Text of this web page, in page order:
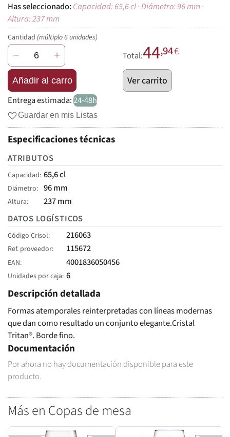
Capacidad: 65,6 cl · Diámetro: 96 mm ·
Altura: 237 mm
Cantidad (múltiplo 6 unidades)
− +
Añadir al carro
Total:44,94€
Ver carrito
Entrega estimada:24-48h
Guardar en mis Listas
Especificaciones técnicas
ATRIBUTOS
Capacidad 65,6 cl
Diámetro 96 mm
Altura
237 mm
DATOS LOGÍSTICOS
Código Crisol 216063
Ref. proveedor 115672
EAN 4001836050456
Unidades por caja 6
Descripción detallada
Formas atemporales reinterpretadas con líneas modernas
que dan como resultado un conjunto elegante.Cristal
Tritan®. Borde fino.
Documentación
Por ahora no hay documentación disponible para este
producto.
Más en Copas de mesa